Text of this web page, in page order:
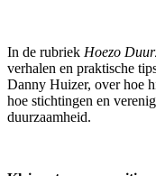
In de rubriek Hoezo
verhalen en praktische
Danny Huizer, over hoe
hoe stichtingen en
duurzaamheid.